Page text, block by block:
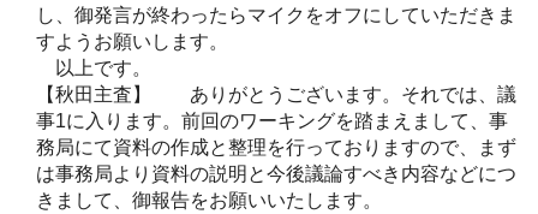
し、御発言が終わったらマイクをオフにしていただきま
すようお願いします。
以上です。
【秋田主査】 ありがとうございます。それでは、議
事1に入ります。前回のワーキングを踏まえまして、事
務局にて資料の作成と整理を行っておりますので、まず
は事務局より資料の説明と今後議論すべき内容などにつ
きまして、御報告をお願いいたします。